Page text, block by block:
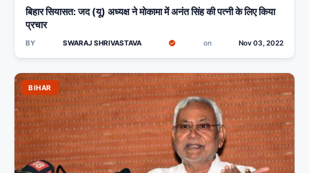
बिहार सियासत: जद (यू) अध्यक्ष ने मोकामा में अनंत सिंह की पत्नी के लिए किया
प्रचार
BY SWARAJ SHRIVASTAVA on Nov 03, 2022
BIHAR